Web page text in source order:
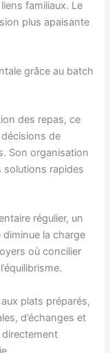
familiaux. Le
plus apaisante
grâce au batch
des repas, ce
de
Son organisation
solutions rapides
régulier, un
la charge
où concilier
plats préparés,
d’échanges et